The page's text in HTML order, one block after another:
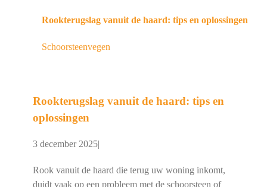
Rookterugslag vanuit de haard: tips en oplossingen
Schoorsteenvegen
Rookterugslag vanuit de haard: tips en
oplossingen
3 december 2025|
Rook vanuit de haard die terug uw woning inkomt,
duidt vaak op een probleem met de schoorsteen of